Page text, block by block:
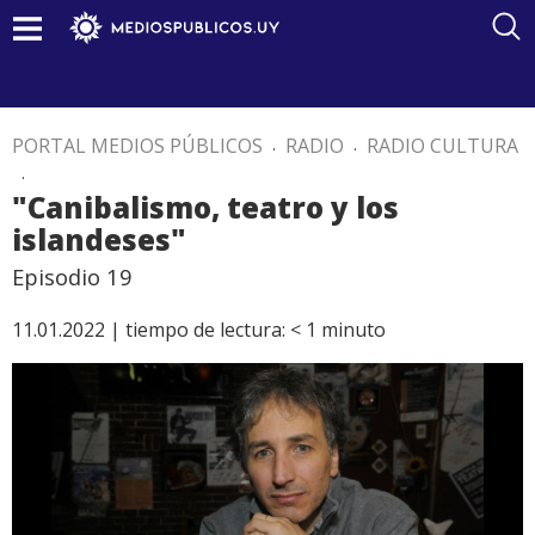
PORTAL MEDIOS PÚBLICOS . RADIO . RADIO CULTURA
.
"Canibalismo, teatro y los
islandeses"
Episodio 19
11.01.2022 | tiempo de lectura: < 1 minuto